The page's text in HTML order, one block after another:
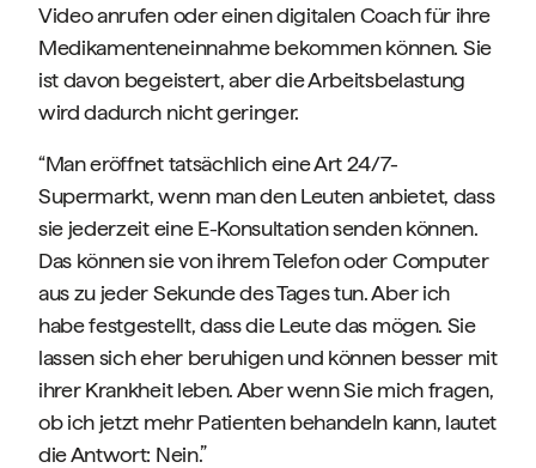
Video anrufen oder einen digitalen Coach für ihre
Medikamenteneinnahme bekommen können. Sie
ist davon begeistert, aber die Arbeitsbelastung
wird dadurch nicht geringer.
“Man eröffnet tatsächlich eine Art 24/7-
Supermarkt, wenn man den Leuten anbietet, dass
sie jederzeit eine E-Konsultation senden können.
Das können sie von ihrem Telefon oder Computer
aus zu jeder Sekunde des Tages tun. Aber ich
habe festgestellt, dass die Leute das mögen. Sie
lassen sich eher beruhigen und können besser mit
ihrer Krankheit leben. Aber wenn Sie mich fragen,
ob ich jetzt mehr Patienten behandeln kann, lautet
die Antwort: Nein.”